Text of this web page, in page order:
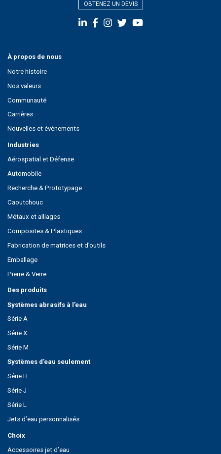
OBTENEZ UN DEVIS
À propos de nous
Notre histoire
Nos valeurs
Communauté
Carrières
Nouvelles et événements
Industries
Aérospatial et Défense
Automobile
Recherche & Prototypage
Caoutchouc
Métaux et alliages
Composites & Plastiques
Fabrication de matrices et d’outils
Emballage
Pierre & Verre
Des produits
Systèmes abrasifs à l’eau
Série A
Série X
Série M
Systèmes d’eau seulement
Série H
Série J
Série L
Jets d’eau personnalisés
Choix
Accessoires jet d’eau